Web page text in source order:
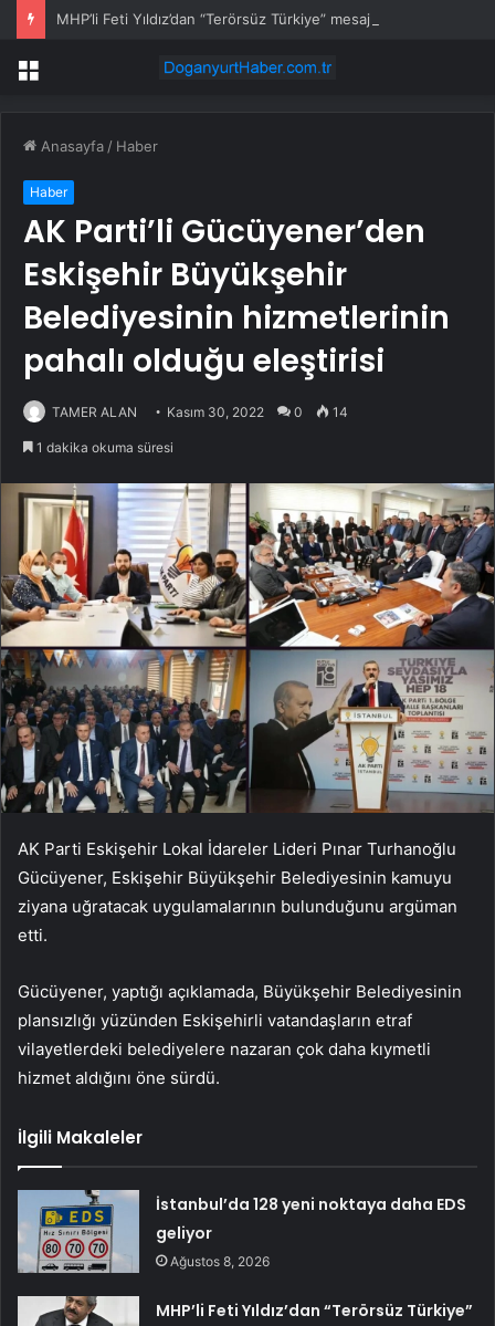
Menü
Anasayfa / Haber
Haber
AK Parti’li Gücüyener’den
Eskişehir Büyükşehir
Belediyesinin hizmetlerinin
pahalı olduğu eleştirisi
TAMER ALAN Kasım 30, 2022 0 14
1 dakika okuma süresi
AK Parti Eskişehir Lokal İdareler Lideri Pınar Turhanoğlu
Gücüyener, Eskişehir Büyükşehir Belediyesinin kamuyu
ziyana uğratacak uygulamalarının bulunduğunu argüman
etti.
Gücüyener, yaptığı açıklamada, Büyükşehir Belediyesinin
plansızlığı yüzünden Eskişehirli vatandaşların etraf
vilayetlerdeki belediyelere nazaran çok daha kıymetli
hizmet aldığını öne sürdü.
İlgili Makaleler
İstanbul’da 128 yeni noktaya daha EDS
geliyor
Ağustos 8, 2026
MHP’li Feti Yıldız’dan “Terörsüz Türkiye”